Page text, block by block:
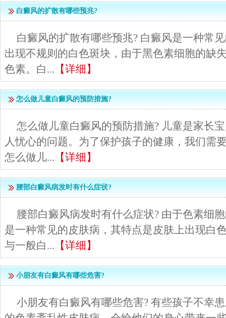
白癜风的扩散有哪些预兆?
白癜风的扩散有哪些预兆? 白癜风是一种常
出现不规则的白色斑块，由于黑色素细胞的缺
色素。白... 【详细】
怎么做儿童白癜风的预防措施?
怎么做儿童白癜风的预防措施? 儿童是家长
人忧心的问题。为了保护孩子的健康，我们需
怎么做儿... 【详细】
腰部白癜风病发时有什么症状?
腰部白癜风病发时有什么症状? 由于色素细
是一种常见的皮肤病，其特点是皮肤上出现白
与一般白... 【详细】
小朋友有白癜风有哪些危害?
小朋友有白癜风有哪些危害? 有些孩子不幸